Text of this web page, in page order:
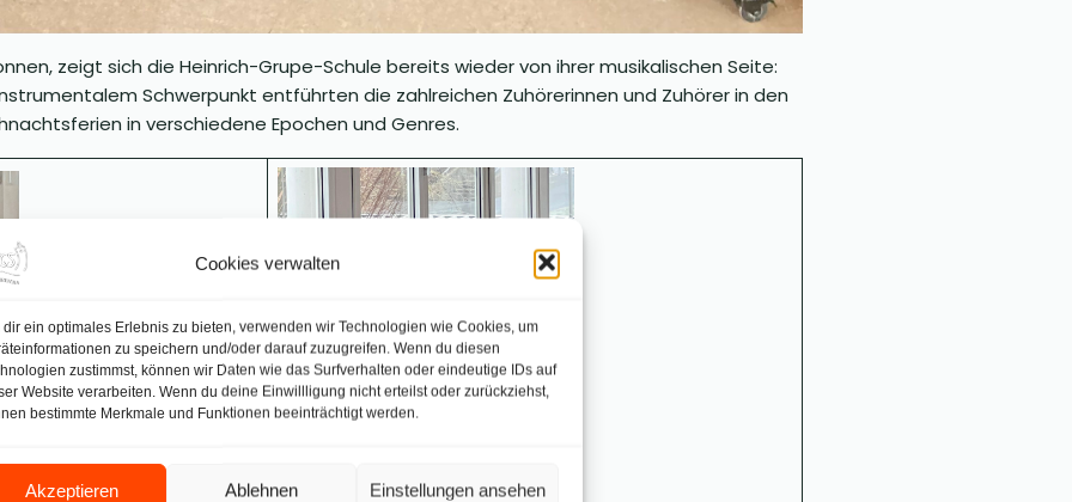
Cookies verwalten
dir ein optimales Erlebnis zu bieten, verwenden wir Technologien wie Cookies, um
zu speichern und/oder darauf zuzugreifen. Wenn du diesen
zustimmst, können wir Daten wie das Surfverhalten oder eindeutige IDs auf
Website verarbeiten. Wenn du deine Einwillligung nicht erteilst oder zurückziehst,
bestimmte Merkmale und Funktionen beeinträchtigt werden.
Akzeptieren Ablehnen Einstellungen ansehen
zeigt sich die Heinrich-Grupe-Schule bereits wieder von ihrer musikalischen Seite:
Schwerpunkt entführten die zahlreichen Zuhörerinnen und Zuhörer in den
in verschiedene Epochen und Genres.